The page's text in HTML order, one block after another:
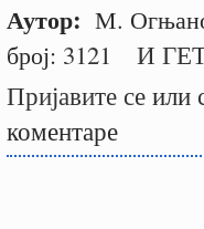
Аутор: М.
број: 3121 И
Пријавите сеили
коментаре